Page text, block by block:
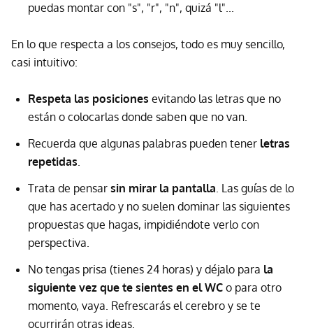
puedas montar con "s", "r", "n", quizá "l"...
En lo que respecta a los consejos, todo es muy sencillo,
casi intuitivo:
Respeta las posiciones evitando las letras que no
están o colocarlas donde saben que no van.
Recuerda que algunas palabras pueden tener letras
repetidas
Trata de pensar sin mirar la pantalla . Las guías de lo
que has acertado y no suelen dominar las siguientes
propuestas que hagas, impidiéndote verlo con
perspectiva.
No tengas prisa (tienes 24 horas) y déjalo para la
siguiente vez que te sientes en el WC o para otro
momento, vaya. Refrescarás el cerebro y se te
ocurrirán otras ideas.